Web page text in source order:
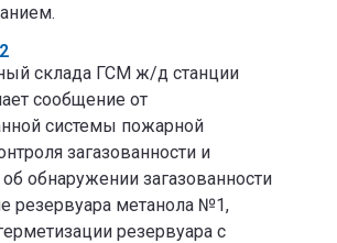
склада ГСМ ж/д станции
сообщение от
системы пожарной
загазованности и
обнаружении загазованности
резервуара метанола №1,
резервуара с